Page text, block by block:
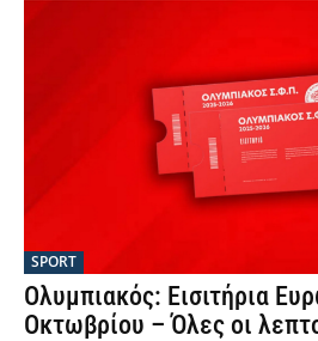
SPORT
Ολυμπιακός: Εισιτήρια
Οκτωβρίου – Όλες οι